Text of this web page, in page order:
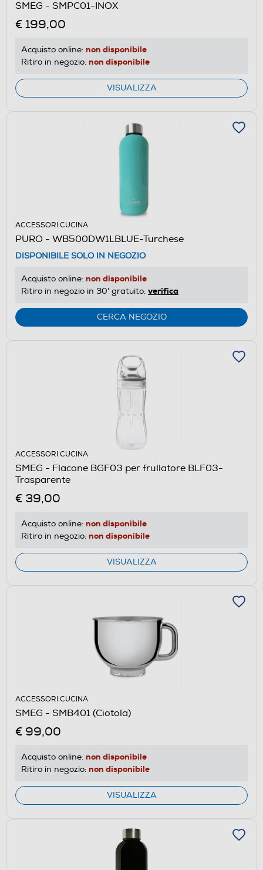
SMEG - SMPC01-INOX
€ 199,00
Acquisto online: non disponibile
Ritiro in negozio: non disponibile
VISUALIZZA
ACCESSORI CUCINA
PURO - WB500DW1LBLUE-Turchese
DISPONIBILE SOLO IN NEGOZIO
Acquisto online: non disponibile
Ritiro in negozio in 30' gratuito: verifica
CERCA NEGOZIO
ACCESSORI CUCINA
SMEG - Flacone BGF03 per frullatore BLF03-
Trasparente
€ 39,00
Acquisto online: non disponibile
Ritiro in negozio: non disponibile
VISUALIZZA
ACCESSORI CUCINA
SMEG - SMB401 (Ciotola)
€ 99,00
Acquisto online: non disponibile
Ritiro in negozio: non disponibile
VISUALIZZA